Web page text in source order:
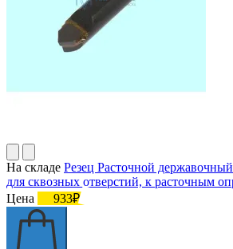
На складе Резец Расточной
для сквозных отверстий, к расточным
Цена
933₽